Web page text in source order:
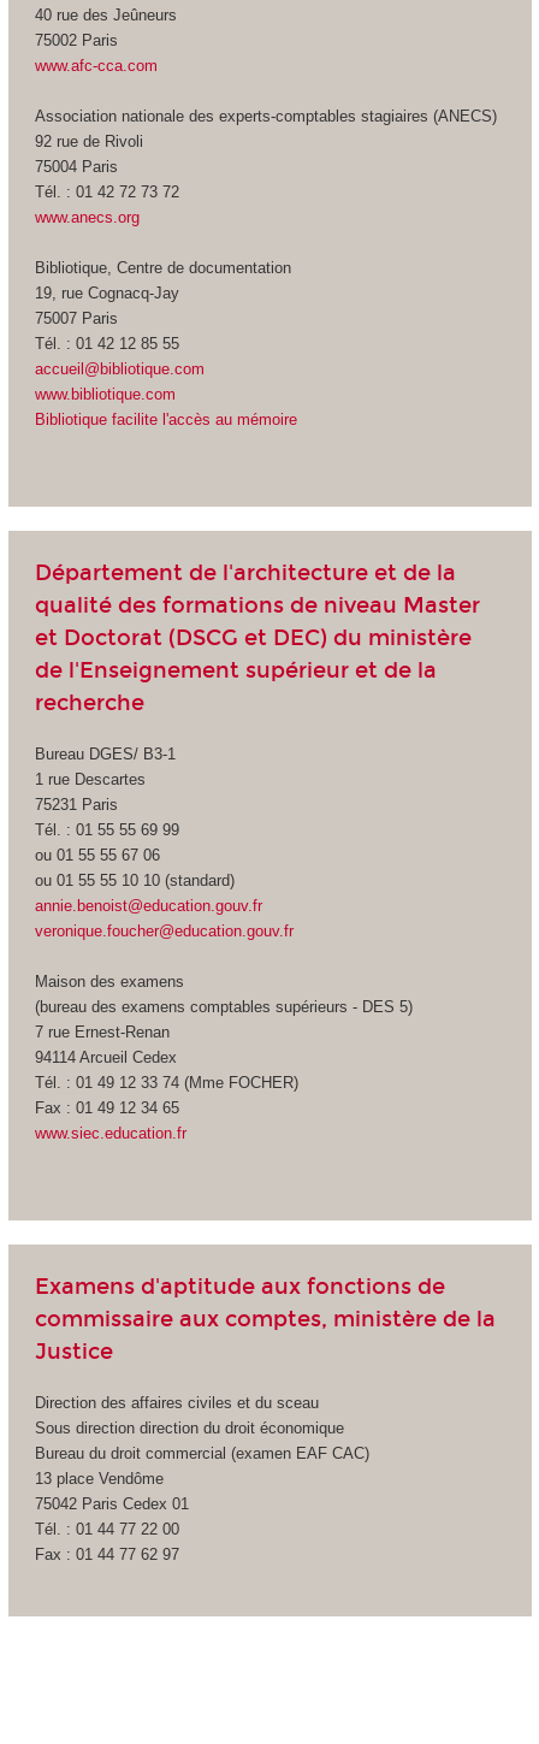
40 rue des Jeûneurs
75002 Paris
www.afc-cca.com
Association nationale des experts-comptables stagiaires (ANECS)
92 rue de Rivoli
75004 Paris
Tél. : 01 42 72 73 72
www.anecs.org
Bibliotique, Centre de documentation
19, rue Cognacq-Jay
75007 Paris
Tél. : 01 42 12 85 55
accueil@bibliotique.com
www.bibliotique.com
Bibliotique facilite l'accès au mémoire
Département de l'architecture et de la
qualité des formations de niveau Master
et Doctorat (DSCG et DEC) du ministère
de l'Enseignement supérieur et de la
recherche
Bureau DGES/ B3-1
1 rue Descartes
75231 Paris
Tél. : 01 55 55 69 99
ou 01 55 55 67 06
ou 01 55 55 10 10 (standard)
annie.benoist@education.gouv.fr
veronique.foucher@education.gouv.fr
Maison des examens
(bureau des examens comptables supérieurs - DES 5)
7 rue Ernest-Renan
94114 Arcueil Cedex
Tél. : 01 49 12 33 74 (Mme FOCHER)
Fax : 01 49 12 34 65
www.siec.education.fr
Examens d'aptitude aux fonctions de
commissaire aux comptes, ministère de la
Justice
Direction des affaires civiles et du sceau
Sous direction direction du droit économique
Bureau du droit commercial (examen EAF CAC)
13 place Vendôme
75042 Paris Cedex 01
Tél. : 01 44 77 22 00
Fax : 01 44 77 62 97